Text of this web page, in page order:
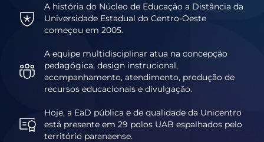
A história do Núcleo de Educação a Distância da
Universidade Estadual do Centro-Oeste
começou em 2005.
A equipe multidisciplinar atua na concepção
pedagógica, design instrucional,
acompanhamento, atendimento, produção de
recursos educacionais e divulgação.
Hoje, a EaD pública e de qualidade da Unicentro
está presente em 29 polos UAB espalhados pelo
território paranaense.